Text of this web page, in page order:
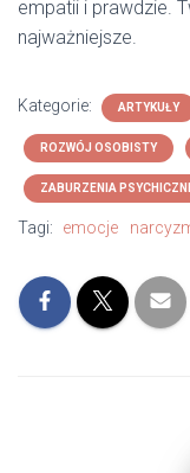
empatii i prawdzie.
najważniejsze.
Kategorie: ARTYKUŁY
ROZWÓJ OSOBISTY
ZABURZENIA
Tagi: emocje